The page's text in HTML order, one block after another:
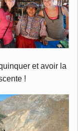
et avoir la
!